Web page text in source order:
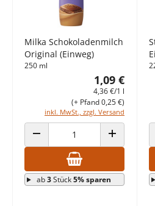
Milka Schokoladenmilch
Original (Einweg)
250 ml
1,09 €
4,36 €/1 l
inkl. MwSt., zzgl. Versand
(+ Pfand 0,25 €)
ANZAHL VERRINGERN ANZAHL
ab3Stück5% sparen